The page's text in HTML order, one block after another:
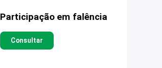
Participação em falência
Consultar